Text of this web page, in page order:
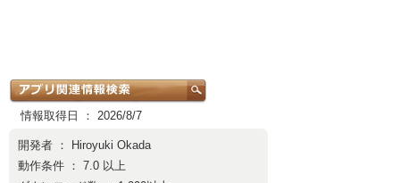
情報取得日 ： 2026/8/7
開発者 ：
Hiroyuki Okada
動作条件 ： 7.0 以上